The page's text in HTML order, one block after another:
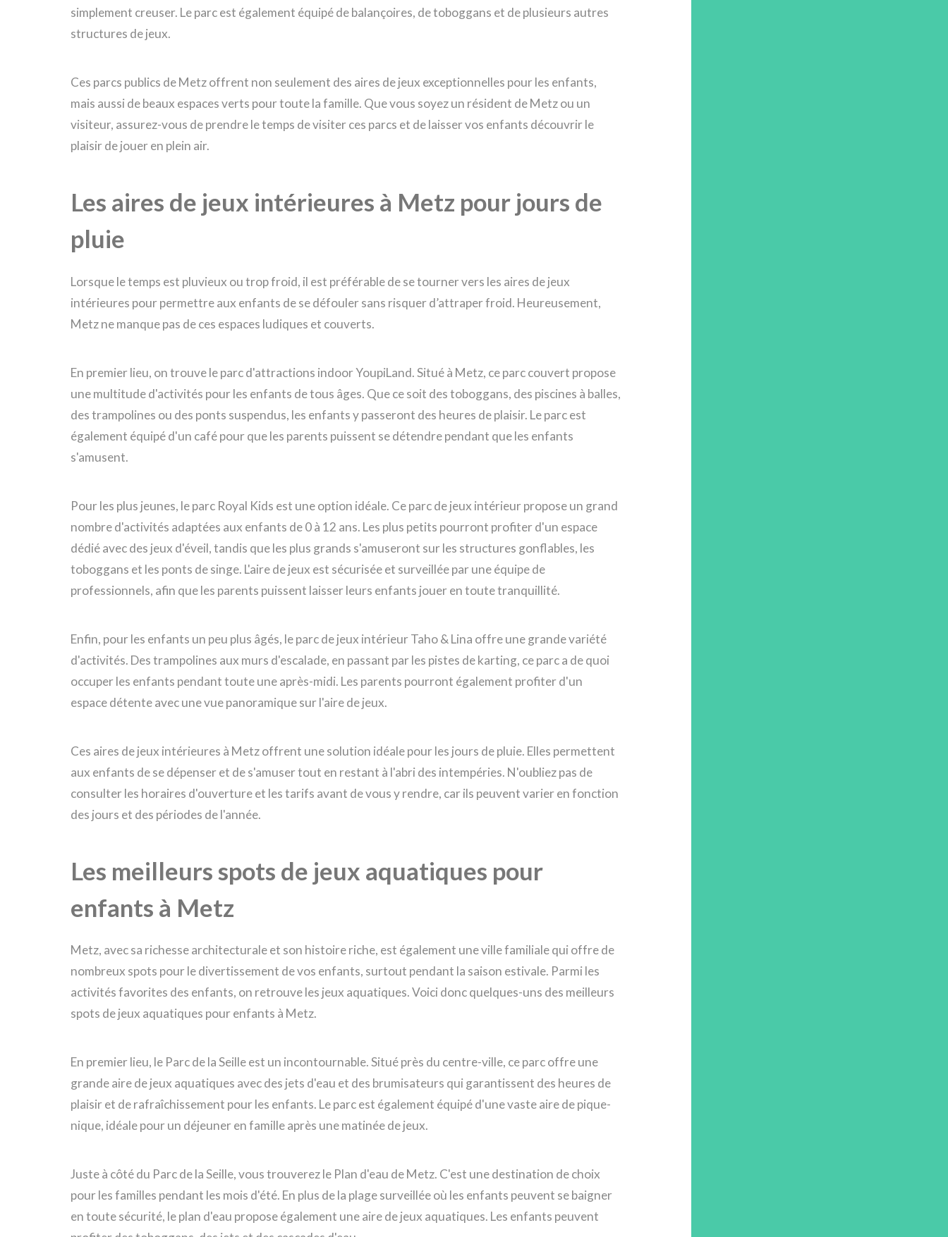
simplement creuser. Le parc est également équipé de balançoires, de toboggans et de plusieurs autres
structures de jeux.
Ces parcs publics de Metz offrent non seulement des aires de jeux exceptionnelles pour les enfants,
mais aussi de beaux espaces verts pour toute la famille. Que vous soyez un résident de Metz ou un
visiteur, assurez-vous de prendre le temps de visiter ces parcs et de laisser vos enfants découvrir le
plaisir de jouer en plein air.
Les aires de jeux intérieures à Metz pour jours de
pluie
Lorsque le temps est pluvieux ou trop froid, il est préférable de se tourner vers les aires de jeux
intérieures pour permettre aux enfants de se défouler sans risquer d’attraper froid. Heureusement,
Metz ne manque pas de ces espaces ludiques et couverts.
En premier lieu, on trouve le parc d'attractions indoor YoupiLand. Situé à Metz, ce parc couvert propose
une multitude d'activités pour les enfants de tous âges. Que ce soit des toboggans, des piscines à balles,
des trampolines ou des ponts suspendus, les enfants y passeront des heures de plaisir. Le parc est
également équipé d'un café pour que les parents puissent se détendre pendant que les enfants
s'amusent.
Pour les plus jeunes, le parc Royal Kids est une option idéale. Ce parc de jeux intérieur propose un grand
nombre d'activités adaptées aux enfants de 0 à 12 ans. Les plus petits pourront profiter d'un espace
dédié avec des jeux d'éveil, tandis que les plus grands s'amuseront sur les structures gonflables, les
toboggans et les ponts de singe. L'aire de jeux est sécurisée et surveillée par une équipe de
professionnels, afin que les parents puissent laisser leurs enfants jouer en toute tranquillité.
Enfin, pour les enfants un peu plus âgés, le parc de jeux intérieur Taho & Lina offre une grande variété
d'activités. Des trampolines aux murs d'escalade, en passant par les pistes de karting, ce parc a de quoi
occuper les enfants pendant toute une après-midi. Les parents pourront également profiter d'un
espace détente avec une vue panoramique sur l'aire de jeux.
Ces aires de jeux intérieures à Metz offrent une solution idéale pour les jours de pluie. Elles permettent
aux enfants de se dépenser et de s'amuser tout en restant à l'abri des intempéries. N'oubliez pas de
consulter les horaires d'ouverture et les tarifs avant de vous y rendre, car ils peuvent varier en fonction
des jours et des périodes de l'année.
Les meilleurs spots de jeux aquatiques pour
enfants à Metz
Metz, avec sa richesse architecturale et son histoire riche, est également une ville familiale qui offre de
nombreux spots pour le divertissement de vos enfants, surtout pendant la saison estivale. Parmi les
activités favorites des enfants, on retrouve les jeux aquatiques. Voici donc quelques-uns des meilleurs
spots de jeux aquatiques pour enfants à Metz.
En premier lieu, le Parc de la Seille est un incontournable. Situé près du centre-ville, ce parc offre une
grande aire de jeux aquatiques avec des jets d'eau et des brumisateurs qui garantissent des heures de
plaisir et de rafraîchissement pour les enfants. Le parc est également équipé d'une vaste aire de pique-
nique, idéale pour un déjeuner en famille après une matinée de jeux.
Juste à côté du Parc de la Seille, vous trouverez le Plan d'eau de Metz. C'est une destination de choix
pour les familles pendant les mois d'été. En plus de la plage surveillée où les enfants peuvent se baigner
en toute sécurité, le plan d'eau propose également une aire de jeux aquatiques. Les enfants peuvent